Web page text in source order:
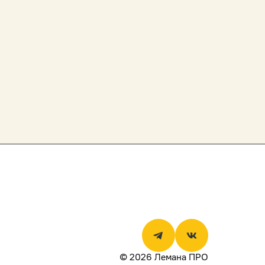
© 2026 Лемана ПРО